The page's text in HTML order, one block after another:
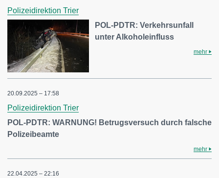
Polizeidirektion Trier
POL-PDTR: Verkehrsunfall
unter Alkoholeinfluss
mehr
20.09.2025 – 17:58
Polizeidirektion Trier
POL-PDTR: WARNUNG! Betrugsversuch durch falsche
Polizeibeamte
mehr
22.04.2025 – 22:16